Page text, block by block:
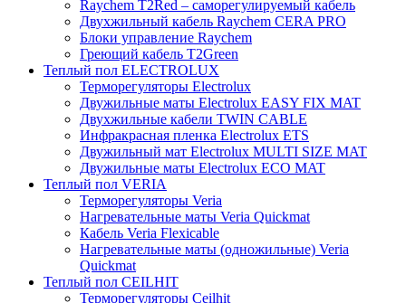
Raychem T2Red – саморегулируемый кабель
Двухжильный кабель Raychem CERA PRO
Блоки управление Raychem
Греющий кабель T2Green
Теплый пол ELECTROLUX
Терморегуляторы Electrolux
Двужильные маты Electrolux EASY FIX MAT
Двухжильные кабели TWIN CABLE
Инфракрасная пленка Electrolux ETS
Двужильный мат Electrolux MULTI SIZE MAT
Двужильные маты Electrolux ECO MAT
Теплый пол VERIA
Терморегуляторы Veria
Нагревательные маты Veria Quickmat
Кабель Veria Flexicable
Нагревательные маты (одножильные) Veria
Quickmat
Теплый пол CEILHIT
Терморегуляторы Ceilhit